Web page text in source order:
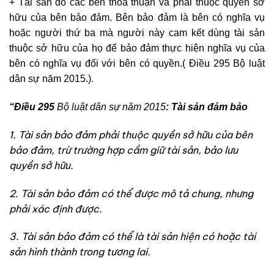
+ Tài sản do các bên thỏa thuận và phải thuộc quyền sở
hữu của bên bảo đảm. Bên bảo đảm là bên có nghĩa vụ
hoặc người thứ ba mà người này cam kết dùng tài sản
thuộc sở hữu của họ để bảo đảm thực hiện nghĩa vụ của
bên có nghĩa vụ đối với bên có quyền.( Điều 295 Bộ luật
dân sự năm 2015.).
“Điều 295 Bộ luật dân sự năm 2015: Tài sản đảm bảo
1. Tài sản bảo đảm phải thuộc quyền sở hữu của bên
bảo đảm, trừ trường hợp cầm giữ tài sản, bảo lưu
quyền sở hữu.
2. Tài sản bảo đảm có thể được mô tả chung, nhưng
phải xác định được.
3. Tài sản bảo đảm có thể là tài sản hiện có hoặc tài
sản hình thành trong tương lai.